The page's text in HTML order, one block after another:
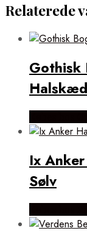
Relaterede
Gothisk
Ix
Sølv